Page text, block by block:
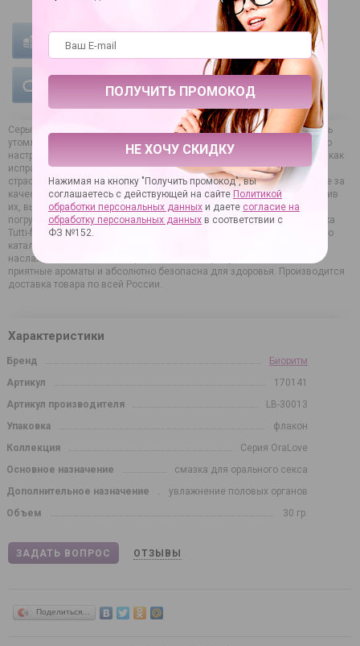
УСЛОВИЯ ОПЛАТЫ
ГАРАНТИЯ НА ТОВАР
Серые будни, заполненные постоянными делами и хлопотами, очень
утомляют и подавляют сексуальность человека. В итоге нет никакого
настроя для реализации жарких сексуальных сценариев. Мы знаем, как
исправить ситуацию, чтобы в жизни всегда было место романтике и
страсти, а близость была желанной. Эффективным оружием в борьбе за
качество интимной жизни являются массажные масла и свечи. Купив
их, вы сможете полноценно расслабиться и забыть о тревогах,
погрузиться в мир фантазий и чувственных переживаний. Гель-смазка
Tutti-frutti со вкусом сочной дыни - 30 гр. и другие варианты из нашего
каталога позволяют создать особое настроение, что усиливает
наслаждение от каждого прикосновения. Продукция имеет тонкие
приятные ароматы и абсолютно безопасна для здоровья. Производится
доставка товара по всей России.
Характеристики
Бренд
Биоритм
Артикул
170141
Артикул производителя
LB-30013
Упаковка
флакон
Коллекция
Серия OraLove
Основное назначение
смазка для орального секса
Дополнительное назначение
увлажнение половых органов
Объем
30 гр.
ЗАДАТЬ ВОПРОС ОТЗЫВЫ
Поделиться…
НЕ ХОЧУ СКИДКУ
Нажимая на кнопку "Получить промокод", вы
соглашаетесь с действующей на сайте Политикой
обработки персональных данных и даете согласие на
обработку персональных данных в соответствии с
ФЗ №152.